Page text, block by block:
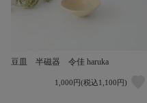
豆皿 半磁器 令佳 haruka
1,000円(税込1,100円)